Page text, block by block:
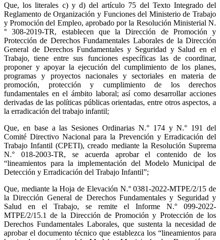
Que, los literales c) y d) del artículo 75 del Texto Integrado del
Reglamento de Organización y Funciones del Ministerio de Trabajo
y Promoción del Empleo, aprobado por la Resolución Ministerial N.
° 308-2019-TR, establecen que la Dirección de Promoción y
Protección de Derechos Fundamentales Laborales de la Dirección
General de Derechos Fundamentales y Seguridad y Salud en el
Trabajo, tiene entre sus funciones específicas las de coordinar,
proponer y apoyar la ejecución del cumplimiento de los planes,
programas y proyectos nacionales y sectoriales en materia de
promoción, protección y cumplimiento de los derechos
fundamentales en el ámbito laboral; así como desarrollar acciones
derivadas de las políticas públicas orientadas, entre otros aspectos, a
la erradicación del trabajo infantil;
Que, en base a las Sesiones Ordinarias N.° 174 y N.° 191 del
Comité Directivo Nacional para la Prevención y Erradicación del
Trabajo Infantil (CPETI), creado mediante la Resolución Suprema
N.° 018-2003-TR, se acuerda aprobar el contenido de los
“lineamientos para la implementación del Modelo Municipal de
Detección y Erradicación del Trabajo Infantil”;
Que, mediante la Hoja de Elevación N.° 0381-2022-MTPE/2/15 de
la Dirección General de Derechos Fundamentales y Seguridad y
Salud en el Trabajo, se remite el Informe N.° 099-2022-
MTPE/2/15.1 de la Dirección de Promoción y Protección de los
Derechos Fundamentales Laborales, que sustenta la necesidad de
aprobar el documento técnico que establezca los “lineamientos para